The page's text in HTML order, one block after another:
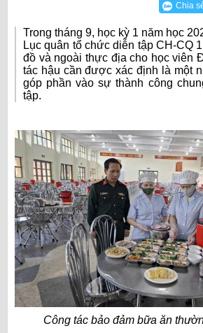
Chia
Trong tháng 9, học kỳ 1 năm học
Lục quân tổ chức diễn tập CH-CQ
đồ và ngoài thực địa cho học viên
tác hậu cần được xác định là một
góp phần vào sự thành công
tập.
Công tác bảo đảm bữa ăn